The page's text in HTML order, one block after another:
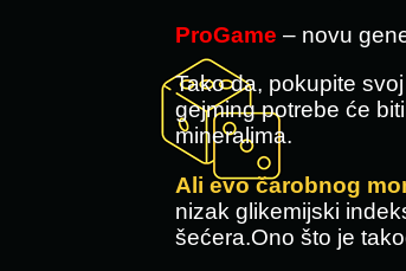
ProGame – novu
Tako da, pokupite
gejming potrebe će
mineralima.
Ali evo čarobnog
nizak glikemijski
šećera.Ono što je